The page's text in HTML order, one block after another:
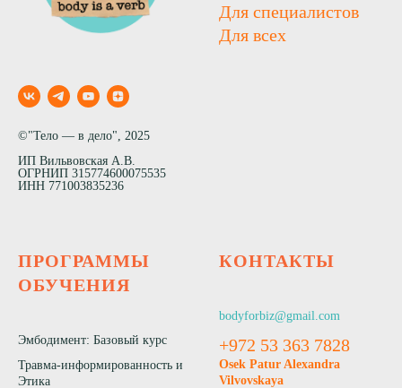
©"Тело — в дело", 2025
ИП Вильвовская А.В.
ОГРНИП 315774600075535
ИНН 771003835236
Для специалистов
Для всех
ПРОГРАММЫ
ОБУЧЕНИЯ
Эмбодимент: Базовый курс
Травма-информированность и
Этика
КОНТАКТЫ
bodyforbiz@gmail.com
+972 53 363 7828
Osek Patur Alexandra
Vilvovskaya